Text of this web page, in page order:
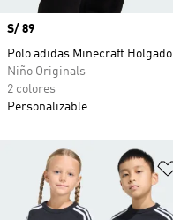
Precio
S/ 89
Polo adidas Minecraft Holgado
Niño Originals
2 colores
Personalizable